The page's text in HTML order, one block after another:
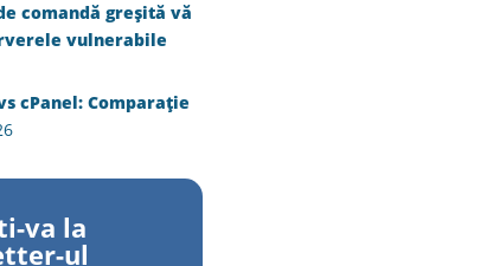
comandă greșită vă
vulnerabile
cPanel: Comparație
va la
ul